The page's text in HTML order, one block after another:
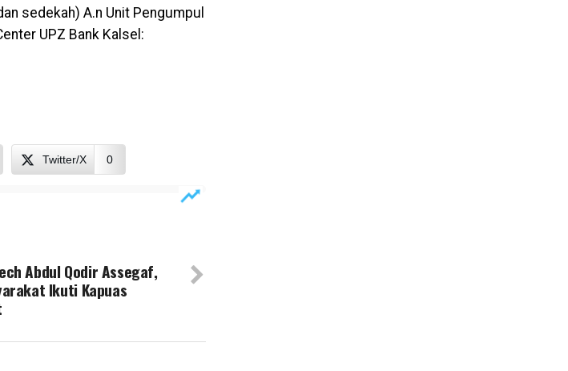
sedekah) A.n Unit Pengumpul
UPZ Bank Kalsel:
Twitter/X 0
Abdul Qodir Assegaf,
Ikuti Kapuas